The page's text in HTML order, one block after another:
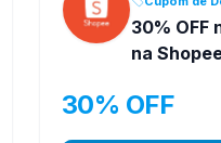
30% OFF
na
30% OFF